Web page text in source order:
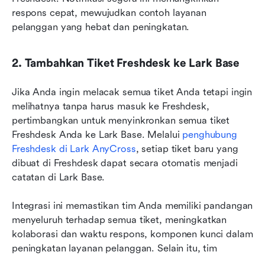
respons cepat, mewujudkan contoh layanan
pelanggan yang hebat dan peningkatan.
2. Tambahkan Tiket Freshdesk ke Lark Base
Jika Anda ingin melacak semua tiket Anda tetapi ingin
melihatnya tanpa harus masuk ke Freshdesk,
pertimbangkan untuk menyinkronkan semua tiket
Freshdesk Anda ke Lark Base. Melalui penghubung
Freshdesk di Lark AnyCross, setiap tiket baru yang
dibuat di Freshdesk dapat secara otomatis menjadi
catatan di Lark Base.
Integrasi ini memastikan tim Anda memiliki pandangan
menyeluruh terhadap semua tiket, meningkatkan
kolaborasi dan waktu respons, komponen kunci dalam
peningkatan layanan pelanggan. Selain itu, tim